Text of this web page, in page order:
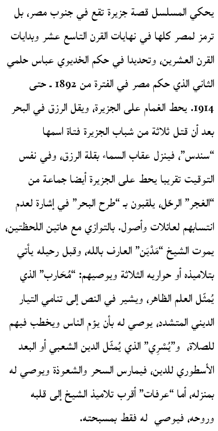
يحكي المسلسل قصة جزيرة تقع في جنوب مصر، بل
ترمز لمصر كلها في نهايات القرن التاسع عشر وبدايات
القرن العشرين، وتحديدا في حكم الخديوي عباس حلمي
الثاني الذي حكم مصر في الفترة من 1892 ـ حتى
1914. يحط الغمام على الجزيرة، ويقل الرزق في البحر
بعد أن قتل ثلاثة من شباب الجزيرة فتاة اسمها
“سندس”، فينزل عقاب السماء بقلة الرزق، وفي نفس
التوقيت تقريبا يحط على الجزيرة أيضا جماعة من
“الغجر” الرحّل، يلقبون بـ “طرح البحر” في إشارة لعدم
انتسابهم لعائلات وأصول. بالتوازي مع هاتين اللحظتين،
يموت الشيخ “مَدْيَن” العارف بالله، وقبل رحيله يأتي
بتلاميذه أو حواريه الثلاثة ويوصيهم: “مُحَارب” الذي
يُمثّل العلم الظاهر، ويشير في النص إلى تنامي التيار
الديني المتشدد، يوصي له بأن يؤم الناس ويخطب فيهم
للصلاة، و”يُسْرِي” الذي يُمثّل الدين الشعبي أو البعد
الأسطوري للدين، فيمارس السحر والشعوذة ويوصي له
بمنزله، أما “عرفات” أقرب تلاميذ الشيخ إلى قلبه
وروحه، فيوصي له فقط بمسبحته.